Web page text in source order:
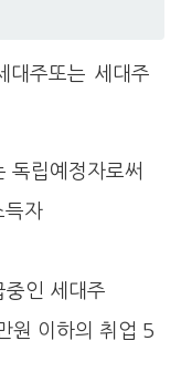
대주또는 세대주
독립예정자로써
득자
중인 세대주
원 이하의 취업 5